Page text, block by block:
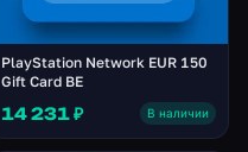
PlayStation Network EUR 150
Gift Card BE
14 231 ₽ В наличии